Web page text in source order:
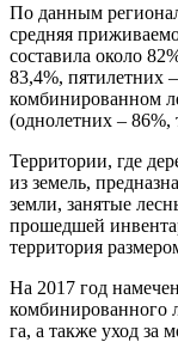
По данным
средняя
составила около
83,4%, пятилетних
комбинированном
(однолетних – 86%,
Территории, где
из земель,
земли, занятые
прошедшей
территория
На 2017 год
комбинированного
га, а также уход за